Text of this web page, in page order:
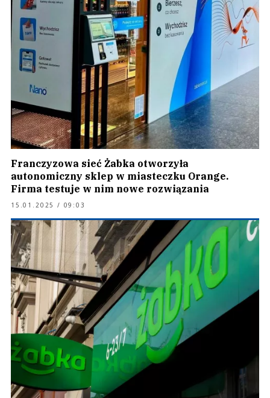
Franczyzowa sieć Żabka otworzyła
autonomiczny sklep w miasteczku Orange.
Firma testuje w nim nowe rozwiązania
15.01.2025 / 09:03